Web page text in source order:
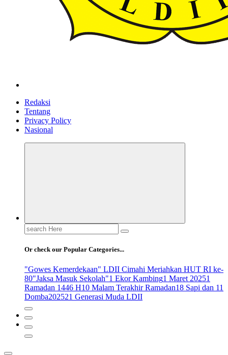
Redaksi
Tentang
Privacy Policy
Nasional
Search
for:
Or check our Popular Categories...
"Gowes Kemerdekaan" LDII Cimahi Meriahkan HUT RI ke-
80"Jaksa Masuk Sekolah"1 Ekor Kambing1 Maret 20251
Ramadan 1446 H10 Malam Terakhir Ramadan18 Sapi dan 11
Domba202521 Generasi Muda LDII